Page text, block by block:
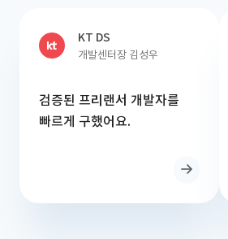
KT DS
개발센터장 김성우
검증된 프리랜서 개발자를
빠르게 구했어요.